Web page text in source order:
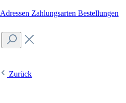
Adressen Zahlungsarten Bestellungen
Zurück